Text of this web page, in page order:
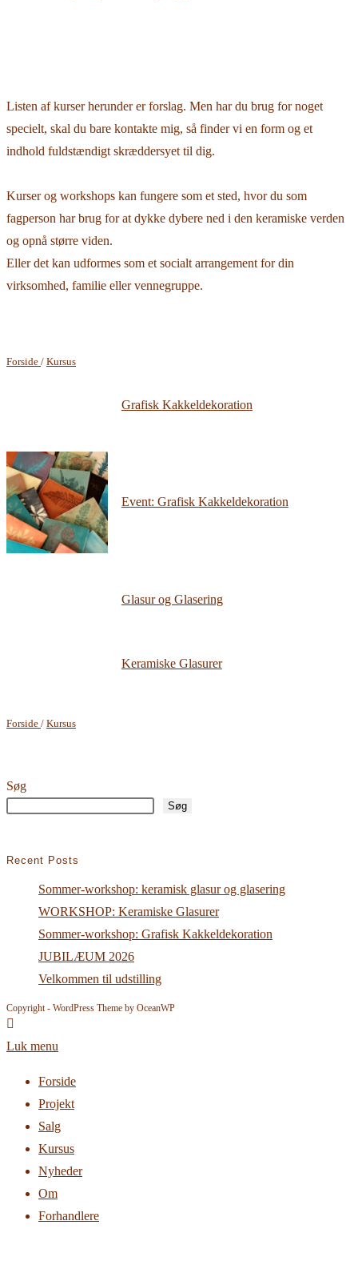
Listen af kurser herunder er forslag. Men har du brug for noget
specielt, skal du bare kontakte mig, så finder vi en form og et
indhold fuldstændigt skræddersyet til dig.
Kurser og workshops kan fungere som et sted, hvor du som
fagperson har brug for at dykke dybere ned i den keramiske verden
og opnå større viden.
Eller det kan udformes som et socialt arrangement for din
virksomhed, familie eller vennegruppe.
Forside / Kursus
Grafisk Kakkeldekoration
Event: Grafisk Kakkeldekoration
Glasur og Glasering
Keramiske Glasurer
Forside / Kursus
Søg
Søg
Recent Posts
Sommer-workshop: keramisk glasur og glasering
WORKSHOP: Keramiske Glasurer
Sommer-workshop: Grafisk Kakkeldekoration
JUBILÆUM 2026
Velkommen til udstilling
Copyright - WordPress Theme by OceanWP
Luk menu
Forside
Projekt
Salg
Kursus
Nyheder
Om
Forhandlere